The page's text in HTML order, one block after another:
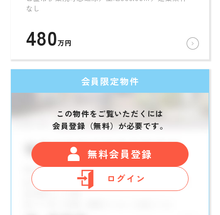
なし
480万円
会員限定物件
この物件をご覧いただくには
会員登録（無料）が必要です。
無料会員登録
ログイン